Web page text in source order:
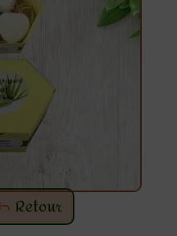
Retour